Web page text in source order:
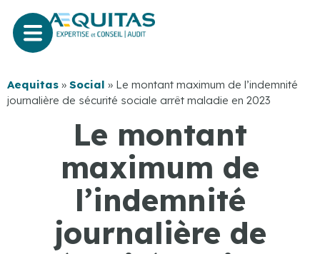
Aequitas » Social » ​Le montant maximum de l’indemnité
journalière de sécurité sociale arrêt maladie en 2023
​Le montant
maximum de
l’indemnité
journalière de